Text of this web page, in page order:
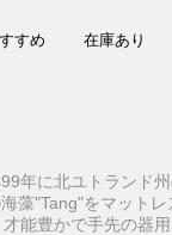
すめ 在庫あり
年に北ユトランド
藻"Tang"をマット
才能豊かで手先の器